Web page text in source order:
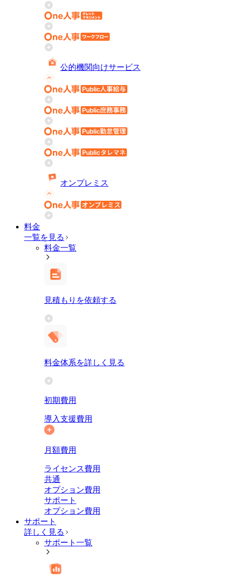
公的機関向けサービス
オンプレミス
料金
一覧を見る
料金一覧
見積もりを依頼する
料金体系を詳しく見る
初期費用
導入支援費用
月額費用
ライセンス費用
共通
オプション費用
サポート
オプション費用
サポート
詳しく見る
サポート一覧